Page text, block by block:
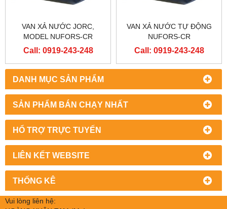
DANH MỤC SẢN PHẨM
SẢN PHẨM BÁN CHẠY NHẤT
HỔ TRỢ TRỰC TUYẾN
LIÊN KẾT WEBSITE
THỐNG KÊ
VAN XẢ NƯỚC JORC,
MODEL NUFORS-CR
Call: 0919-243-248
VAN XẢ NƯỚC TỰ ĐỘNG
NUFORS-CR
Call: 0919-243-248
Vui lòng liên hệ: